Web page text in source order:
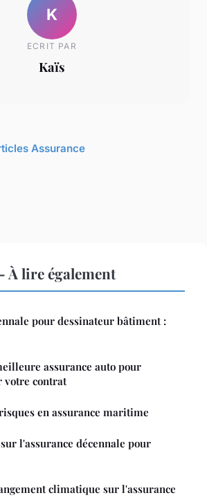
K
ECRIT PAR
Kaïs
Assurance
À lire également
pour dessinateur bâtiment :
assurance auto pour
votre contrat
en assurance maritime
l'assurance décennale pour
climatique sur l'assurance